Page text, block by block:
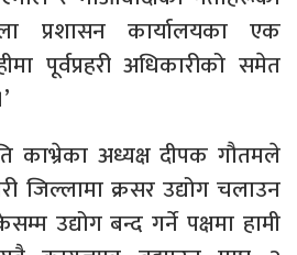
प्रशासन कार्यालयका एक
पूर्वप्रहरी अधिकारीको समेत
काभ्रेका अध्यक्ष दीपक गौतमले
जिल्लामा क्रसर उद्योग चलाउन
उद्योग बन्द गर्ने पक्षमा हामी